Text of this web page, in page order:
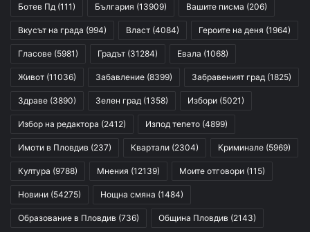
Ботев Пд (111) България (13909) Вашите писма (206)
Вкусът на града (994) Власт (4084) Героите на деня (1964)
Гласове (5981) Градът (31284) Евала (1068)
Живот (11036) Забавление (8399) Забравеният град (1825)
Здраве (3890) Зелен град (1358) Избори (5021)
Избор на редактора (2412) Изпод тепето (4899)
Имоти в Пловдив (237) Квартали (2304) Криминале (5969)
Култура (9788) Мнения (12139) Моите отговори (115)
Новини (54275) Нощна смяна (1484)
Образование в Пловдив (736) Община Пловдив (2143)